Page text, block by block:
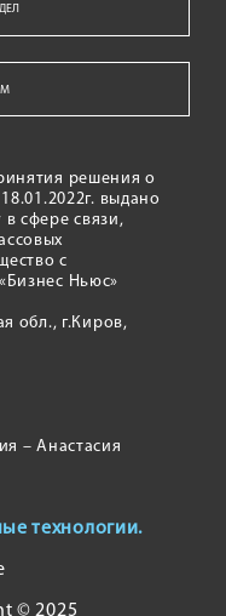
решения о
выдано
сфере связи,
с
Ньюс»
обл., г.Киров,
– Анастасия
технологии.
© 2025